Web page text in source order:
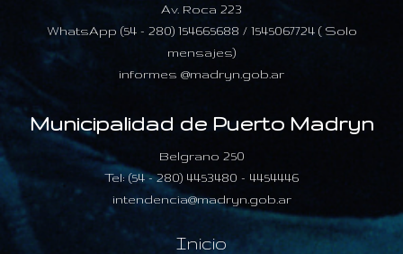
Av. Roca 223
WhatsApp (54 - 280) 154665688 / 1545067724 ( Solo
mensajes)
informes @madryn.gob.ar
Municipalidad de Puerto Madryn
Belgrano 250
Tel: (54 - 280) 4453480 - 4454446
intendencia@madryn.gob.ar
Inicio